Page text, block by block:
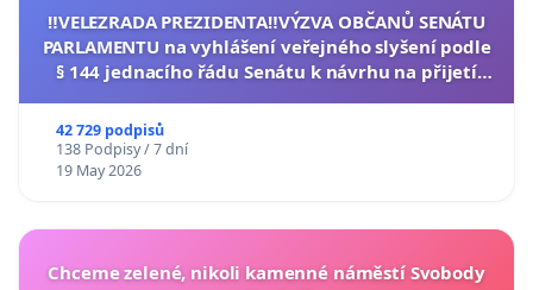
‼️VELEZRADA PREZIDENTA‼️VÝZVA OBČANŮ SENÁTU
PARLAMENTU na vyhlášení veřejného slyšení podle
§ 144 jednacího řádu Senátu k návrhu na přijetí
42 729 podpisů
138 Podpisy / 7 dní
19 May 2026
Chceme zelené, nikoli kamenné náměstí Svobody